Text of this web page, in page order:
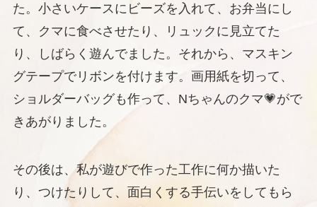
た。小さいケースにビーズを入れて、お弁当にし
て、クマに食べさせたり、リュックに見立てた
り、しばらく遊んでました。それから、マスキン
グテープでリボンを付けます。画用紙を切って、
ショルダーバッグも作って、Nちゃんのクマ💗がで
きあがりました。
その後は、私が遊びで作った工作に何か描いた
り、つけたりして、面白くする手伝いをしてもら